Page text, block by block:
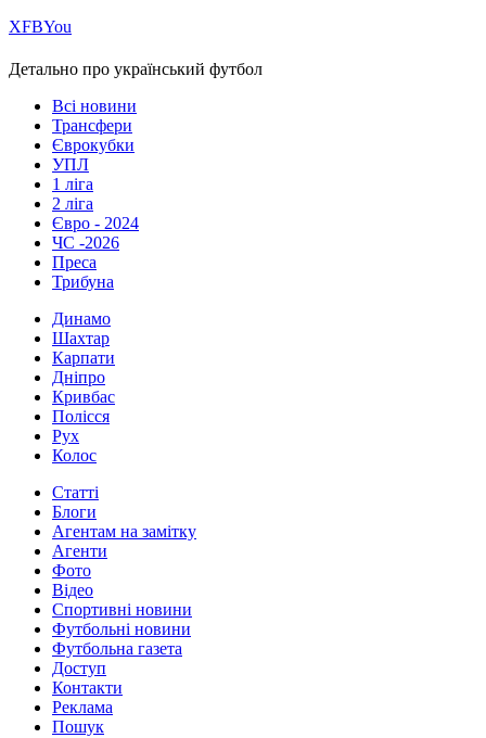
ХFBYou
Детально про український футбол
Всі новини
Трансфери
Єврокубки
УПЛ
1 ліга
2 ліга
Євро - 2024
ЧС -2026
Преса
Трибуна
Динамо
Шахтар
Карпати
Дніпро
Кривбас
Полісся
Рух
Колос
Статті
Блоги
Агентам на замітку
Агенти
Фото
Відео
Спортивні новини
Футбольні новини
Футбольна газета
Доступ
Контакти
Реклама
Пошук